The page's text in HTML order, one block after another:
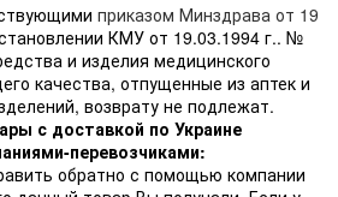
приказом Минздрава от 19
КМУ от 19.03.1994 г.. №
и изделия медицинского
качества, отпущенные из аптек и
возврату не подлежат.
с доставкой по Украине
перевозчиками:
обратно с помощью компании